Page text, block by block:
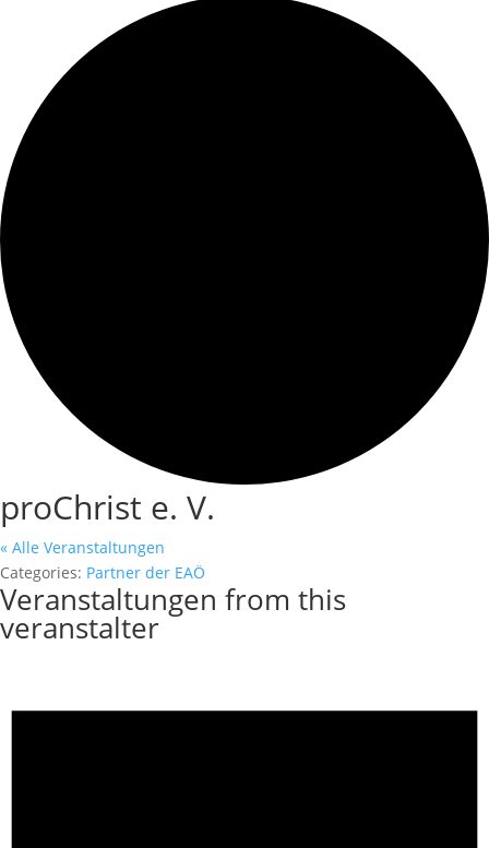
proChrist e. V.
« Alle Veranstaltungen
Categories: Partner der EAÖ
Veranstaltungen from this
veranstalter